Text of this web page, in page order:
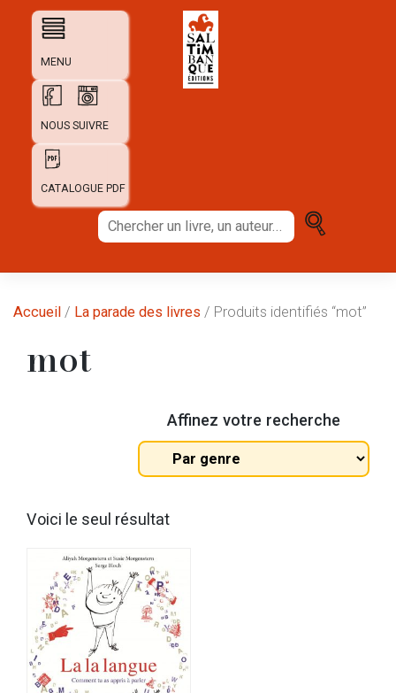
MENU
NOUS SUIVRE
CATALOGUE PDF
Chercher
un
auteur...
Accueil / La parade des livres / Produits identifiés “mot”
mot
Affinez votre recherche
Tous
les
Voici le seul résultat